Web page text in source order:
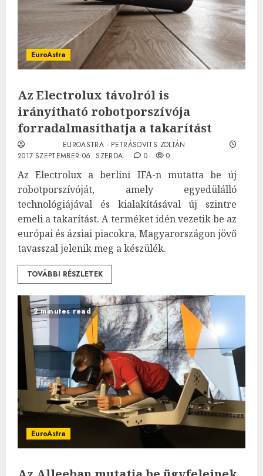
EuroAstra
Az Electrolux távolról is
irányítható robotporszívója
forradalmasíthatja a takarítást
EUROASTRA - PETRÁSOVITS ZOLTÁN
2017.SZEPTEMBER.06. SZERDA.
0 0
Az Electrolux a berlini IFA-n mutatta be új
robotporszívóját, amely egyedülálló
technológiájával és kialakításával új szintre
emeli a takarítást. A terméket idén vezetik be az
európai és ázsiai piacokra, Magyarországon jövő
tavasszal jelenik meg a készülék.
TOVÁBBI RÉSZLETEK
2 minutes read
EuroAstra